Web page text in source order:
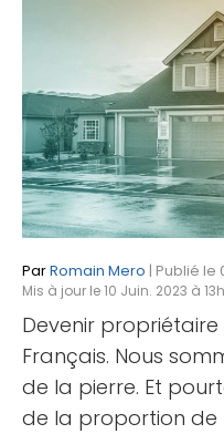
ParRomain Mero | Publié le
Mis à jour le 10 Juin. 2023 à
Devenir
Français. Nous
de la pierre. Et
de la proportion de